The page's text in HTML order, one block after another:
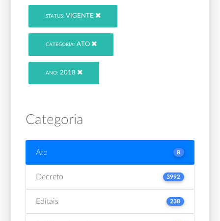
STATUS: VIGENTE
CATEGORIA: ATO
ANO: 2018
Categoria
Ato 8
Decreto 3992
Editais 238